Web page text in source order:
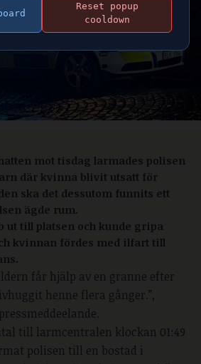
mot tisdag larmades polisen
där kvinna blivit utsatt för
ska det dessutom funnits ett
ägde rum.
ut till platsen och kunde gripa
kvinnan fördes med ilfart till
får hjälp av en granne efter
henne flera gånger.”,
till larmcentralen klockan 01:49
polisen till en bostad i
Reset popup
cooldown